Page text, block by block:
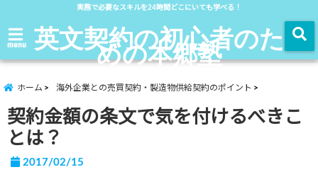
実務で必要なスキルを24時間どこにいても学べる！
menu 英文契約の初心者のた
めの本郷塾
ホーム 海外企業との売買契約・製造物供給契約のポイント
契約金額の条文で気を付けるべきこ
とは？
2017/02/15